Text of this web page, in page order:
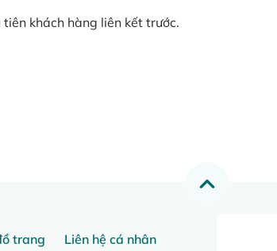
khách hàng liên kết trước.
trang
Liên hệ cá nhân